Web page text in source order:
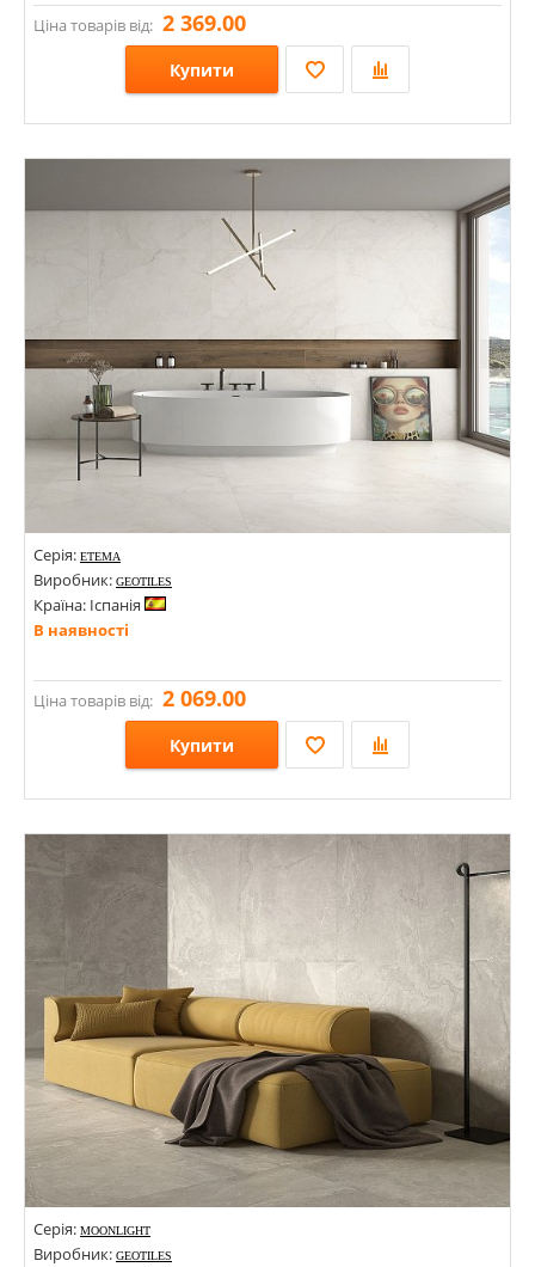
Ціна товарів від: 2 369.00
Купити
Стилі: Під камінь;
Серія: ETEMA
Виробник: GEOTILES
Країна: Іспанія
В наявності
Ціна товарів від: 2 069.00
Купити
Розміри: 1200х600х9;
Стилі: Під камінь;
Кольори:
Серія: MOONLIGHT
Виробник: GEOTILES